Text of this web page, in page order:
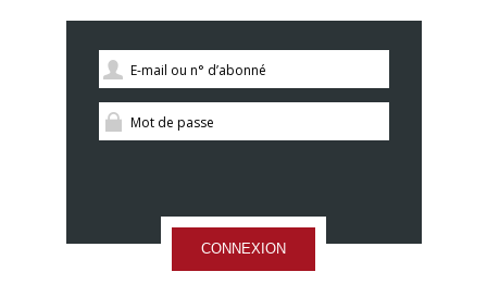
CONNEXION